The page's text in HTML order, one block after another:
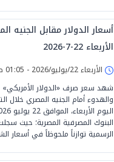
أسعار الدولار مقابل الجنيه
الأربعاء 22-7-2026
الأربعاء 22/يوليو/2026 - 01:05 ص
شهد سعر صرف «الدولار الأمريكي»
والهدوء أمام الجنيه المصري خلال
البنوك المصرفية المصرية؛ حيث
الرسمية توازناً ملحوظاً في أسعار